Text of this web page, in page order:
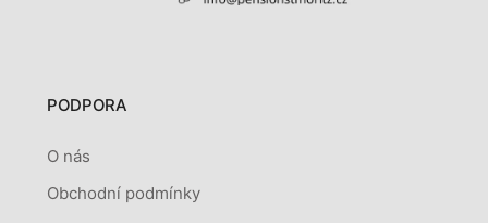
PODPORA
O nás
Obchodní podmínky